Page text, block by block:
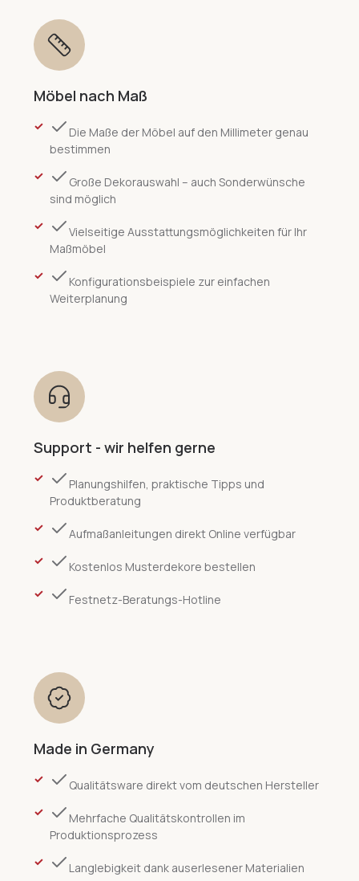
Möbel nach Maß
Die Maße der Möbel auf den Millimeter genau
bestimmen
Große Dekorauswahl – auch Sonderwünsche
sind möglich
Vielseitige Ausstattungsmöglichkeiten für Ihr
Maßmöbel
Konfigurationsbeispiele zur einfachen
Weiterplanung
Support - wir helfen gerne
Planungshilfen, praktische Tipps und
Produktberatung
Aufmaßanleitungen direkt Online verfügbar
Kostenlos Musterdekore bestellen
Festnetz-Beratungs-Hotline
Made in Germany
Qualitätsware direkt vom deutschen Hersteller
Mehrfache Qualitätskontrollen im
Produktionsprozess
Langlebigkeit dank auserlesener Materialien